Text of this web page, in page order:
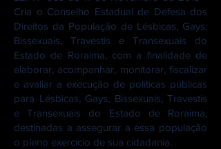
Cria o Conselho Estadual de Defesa dos
Direitos da População de Lésbicas, Gays,
Bissexuais, Travestis e Transexuais do
Estado de Roraima, com a finalidade de
elaborar, acompanhar, monitorar, fiscalizar
e avaliar a execução de políticas públicas
para Lésbicas, Gays, Bissexuais, Travestis
e Transexuais do Estado de Roraima,
destinadas a assegurar a essa população
o pleno exercício de sua cidadania.